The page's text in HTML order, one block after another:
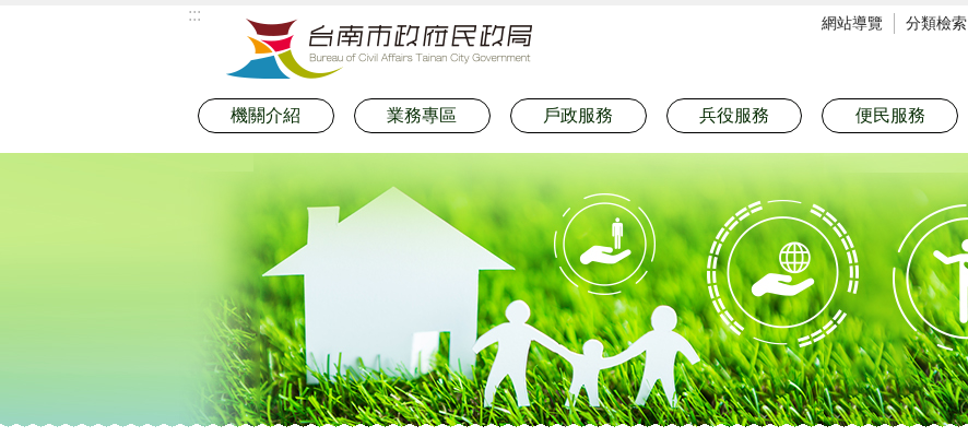
::: 網站導覽 分類檢索
機關介紹 業務專區 戶政服務 兵役服務 便民服務